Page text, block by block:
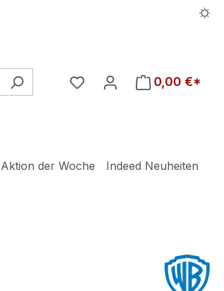
Du hast 0 Produkte auf
0,00 €*
Aktion der Woche
Indeed Neuheiten